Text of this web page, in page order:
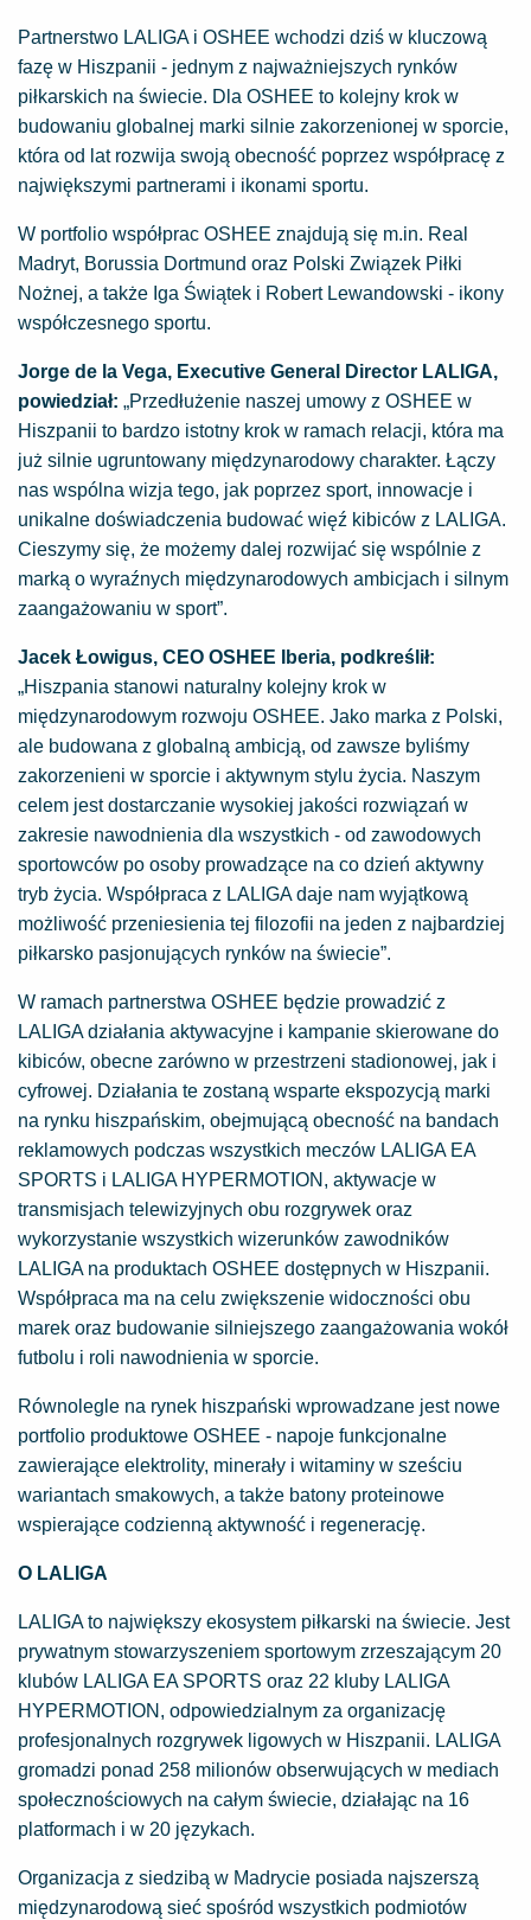
Partnerstwo LALIGA i OSHEE wchodzi dziś w kluczową
fazę w Hiszpanii - jednym z najważniejszych rynków
piłkarskich na świecie. Dla OSHEE to kolejny krok w
budowaniu globalnej marki silnie zakorzenionej w sporcie,
która od lat rozwija swoją obecność poprzez współpracę z
największymi partnerami i ikonami sportu.
W portfolio współprac OSHEE znajdują się m.in. Real
Madryt, Borussia Dortmund oraz Polski Związek Piłki
Nożnej, a także Iga Świątek i Robert Lewandowski - ikony
współczesnego sportu.
Jorge de la Vega, Executive General Director LALIGA,
powiedział: „Przedłużenie naszej umowy z OSHEE w
Hiszpanii to bardzo istotny krok w ramach relacji, która ma
już silnie ugruntowany międzynarodowy charakter. Łączy
nas wspólna wizja tego, jak poprzez sport, innowacje i
unikalne doświadczenia budować więź kibiców z LALIGA.
Cieszymy się, że możemy dalej rozwijać się wspólnie z
marką o wyraźnych międzynarodowych ambicjach i silnym
zaangażowaniu w sport”.
Jacek Łowigus, CEO OSHEE Iberia, podkreślił:
„Hiszpania stanowi naturalny kolejny krok w
międzynarodowym rozwoju OSHEE. Jako marka z Polski,
ale budowana z globalną ambicją, od zawsze byliśmy
zakorzenieni w sporcie i aktywnym stylu życia. Naszym
celem jest dostarczanie wysokiej jakości rozwiązań w
zakresie nawodnienia dla wszystkich - od zawodowych
sportowców po osoby prowadzące na co dzień aktywny
tryb życia. Współpraca z LALIGA daje nam wyjątkową
możliwość przeniesienia tej filozofii na jeden z najbardziej
piłkarsko pasjonujących rynków na świecie”.
W ramach partnerstwa OSHEE będzie prowadzić z
LALIGA działania aktywacyjne i kampanie skierowane do
kibiców, obecne zarówno w przestrzeni stadionowej, jak i
cyfrowej. Działania te zostaną wsparte ekspozycją marki
na rynku hiszpańskim, obejmującą obecność na bandach
reklamowych podczas wszystkich meczów LALIGA EA
SPORTS i LALIGA HYPERMOTION, aktywacje w
transmisjach telewizyjnych obu rozgrywek oraz
wykorzystanie wszystkich wizerunków zawodników
LALIGA na produktach OSHEE dostępnych w Hiszpanii.
Współpraca ma na celu zwiększenie widoczności obu
marek oraz budowanie silniejszego zaangażowania wokół
futbolu i roli nawodnienia w sporcie.
Równolegle na rynek hiszpański wprowadzane jest nowe
portfolio produktowe OSHEE - napoje funkcjonalne
zawierające elektrolity, minerały i witaminy w sześciu
wariantach smakowych, a także batony proteinowe
wspierające codzienną aktywność i regenerację.
O LALIGA
LALIGA to największy ekosystem piłkarski na świecie. Jest
prywatnym stowarzyszeniem sportowym zrzeszającym 20
klubów LALIGA EA SPORTS oraz 22 kluby LALIGA
HYPERMOTION, odpowiedzialnym za organizację
profesjonalnych rozgrywek ligowych w Hiszpanii. LALIGA
gromadzi ponad 258 milionów obserwujących w mediach
społecznościowych na całym świecie, działając na 16
platformach i w 20 językach.
Organizacja z siedzibą w Madrycie posiada najszerszą
międzynarodową sieć spośród wszystkich podmiotów